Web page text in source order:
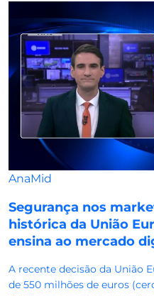
AnaMid
Segurança nos
histórica da União
ensina ao mercado
A recente decisão da União
de 550 milhões de euros